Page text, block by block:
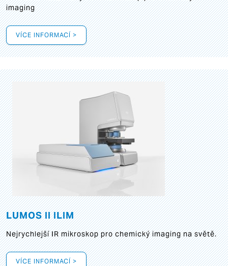
imaging
VÍCE INFORMACÍ >
LUMOS II ILIM
Nejrychlejší IR mikroskop pro chemický imaging na světě.
VÍCE INFORMACÍ >